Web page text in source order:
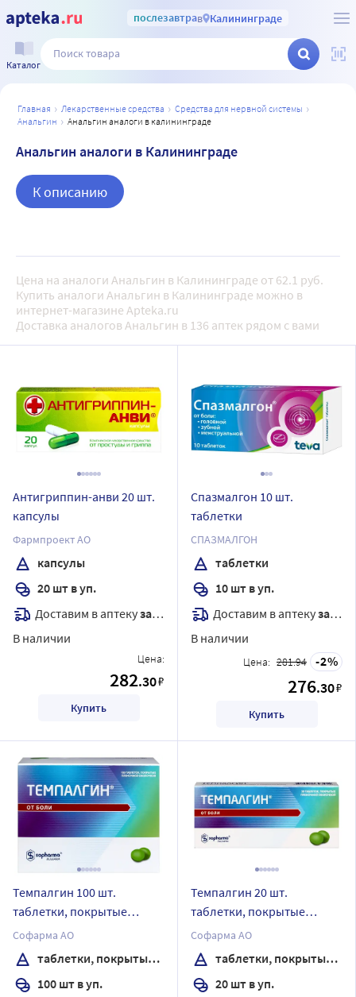
послезавтрав Калининграде
Каталог
главная лекарственные средства
средства для нервной системы
анальгин
анальгин аналоги в калининграде
Анальгин аналоги в Калининграде
К описанию
Цена на аналоги Анальгин в Калининграде от 62.1 руб.
Купить аналоги Анальгин в Калининграде можно в
интернет-магазине Apteka.ru
Доставка аналогов Анальгин в 136 аптек рядом с вами
Антигриппин-анви 20 шт.
капсулы
Фармпроект АО
капсулы
20 шт в уп.
Доставим в аптекузавтра
В наличии
Цена:
282.30₽
Купить
Спазмалгон 10 шт.
таблетки
СПАЗМАЛГОН
таблетки
10 шт в уп.
Доставим в аптекузавтра
В наличии
Цена: 281.94 2
276.30₽
Купить
Темпалгин 100 шт.
таблетки, покрытые
пленочной оболочкой
Софарма АО
таблетки, покрытые пленочной оболочкой
100 шт в уп.
Темпалгин 20 шт.
таблетки, покрытые
пленочной оболочкой
Софарма АО
таблетки, покрытые пленочной оболочкой
20 шт в уп.